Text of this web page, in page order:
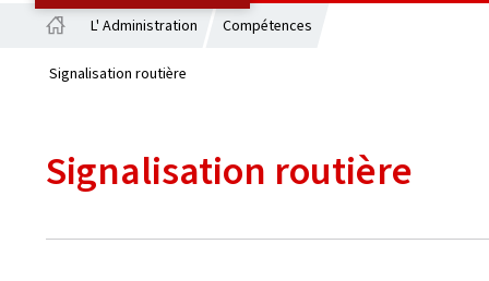
L' Administration Compétences
Signalisation routière
Signalisation routière